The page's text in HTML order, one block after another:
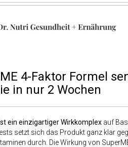
4-Faktor Formel
in nur 2 Wochen
ein einzigartiger Wirkkomplex auf
setzt sich das Produkt ganz klar
durch. Die Wirkung von